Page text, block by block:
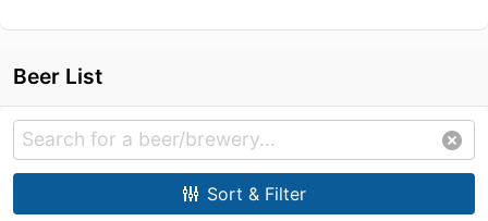
Beer List
Sort & Filter